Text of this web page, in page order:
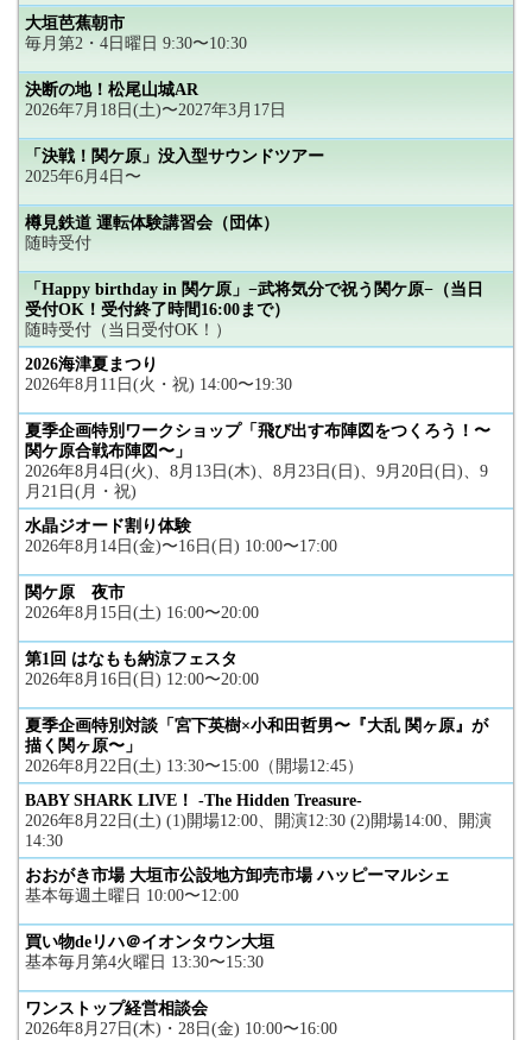
大垣芭蕉朝市
毎月第2・4日曜日 9:30〜10:30
決断の地！松尾山城AR
2026年7月18日(土)〜2027年3月17日
「決戦！関ケ原」没入型サウンドツアー
2025年6月4日〜
樽見鉄道 運転体験講習会（団体）
随時受付
「Happy birthday in 関ケ原」−武将気分で祝う関ケ原−（当日
受付OK！受付終了時間16:00まで）
随時受付（当日受付OK！）
2026海津夏まつり
2026年8月11日(火・祝) 14:00〜19:30
夏季企画特別ワークショップ「飛び出す布陣図をつくろう！〜
関ケ原合戦布陣図〜」
2026年8月4日(火)、8月13日(木)、8月23日(日)、9月20日(日)、9
月21日(月・祝)
水晶ジオード割り体験
2026年8月14日(金)〜16日(日) 10:00〜17:00
関ケ原 夜市
2026年8月15日(土) 16:00〜20:00
第1回 はなもも納涼フェスタ
2026年8月16日(日) 12:00〜20:00
夏季企画特別対談「宮下英樹×小和田哲男〜『大乱 関ヶ原』が
描く関ヶ原〜」
2026年8月22日(土) 13:30〜15:00（開場12:45）
BABY SHARK LIVE！ -The Hidden Treasure-
2026年8月22日(土) (1)開場12:00、開演12:30 (2)開場14:00、開演
14:30
おおがき市場 大垣市公設地方卸売市場 ハッピーマルシェ
基本毎週土曜日 10:00〜12:00
買い物deリハ＠イオンタウン大垣
基本毎月第4火曜日 13:30〜15:30
ワンストップ経営相談会
2026年8月27日(木)・28日(金) 10:00〜16:00